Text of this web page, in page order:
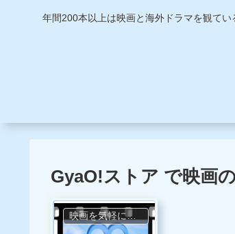
年間200本以上は映画と海外ドラマを観て
GyaO!ストア で映画
映画を気軽に観る方法